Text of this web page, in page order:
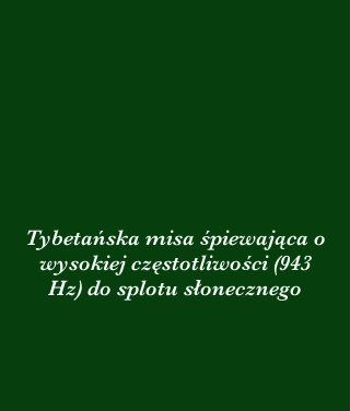
Tybetańska misa śpiewająca o
wysokiej częstotliwości (943
Hz) do splotu słonecznego